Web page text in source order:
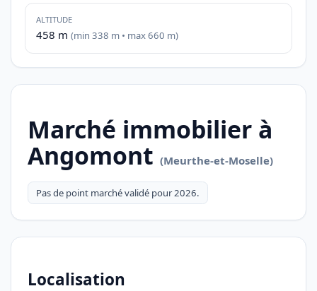
ALTITUDE
458 m (min 338 m • max 660 m)
Marché immobilier à
Angomont (Meurthe-et-Moselle)
Pas de point marché validé pour 2026.
Localisation